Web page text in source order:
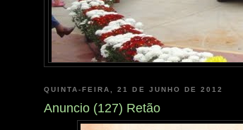
QUINTA-FEIRA, 21 DE JUNHO DE 2012
Anuncio (127) Retão